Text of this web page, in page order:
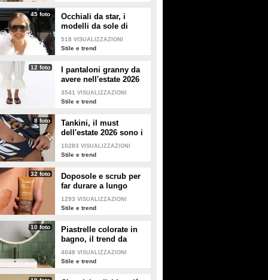
45 foto
Occhiali da star, i
modelli da sole di
tendenza per l'estate
2026
518 VISUALIZZAZIONI
Stile e trend
12 foto
I pantaloni granny da
avere nell'estate 2026
3541 VISUALIZZAZIONI
Stile e trend
8 foto
Tankini, il must
dell'estate 2026 sono i
costumi con la canotta
10283 VISUALIZZAZIONI
Stile e trend
32 foto
Doposole e scrub per
far durare a lungo
l'abbronzatura in estate
1293 VISUALIZZAZIONI
Stile e trend
10 foto
Piastrelle colorate in
bagno, il trend da
seguire in casa
4048 VISUALIZZAZIONI
Stile e trend